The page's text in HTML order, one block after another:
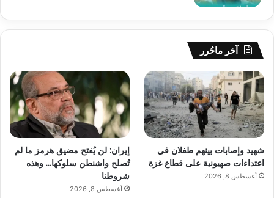
آخر ماحُرر
شهيد وإصابات بينهم طفلان في
اعتداءات صهيونية على قطاع غزة
أغسطس 8, 2026
إيران: لن يُفتح مضيق هرمز ما لم
تُصلح واشنطن سلوكها… وهذه
شروطنا
أغسطس 8, 2026